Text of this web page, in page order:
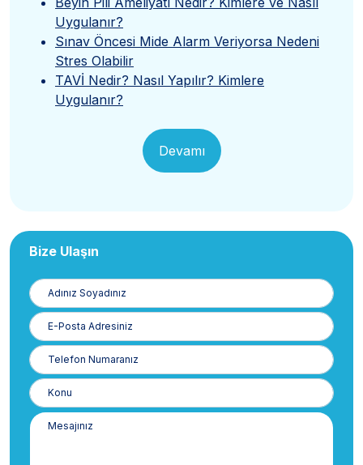
Uygulanır?
Sınav Öncesi Mide Alarm Veriyorsa Nedeni
Stres Olabilir
TAVİ Nedir? Nasıl Yapılır? Kimlere
Uygulanır?
Devamı
Bize Ulaşın
Adınız
Soyadınız
E-
Posta
Telefon
Numaranız